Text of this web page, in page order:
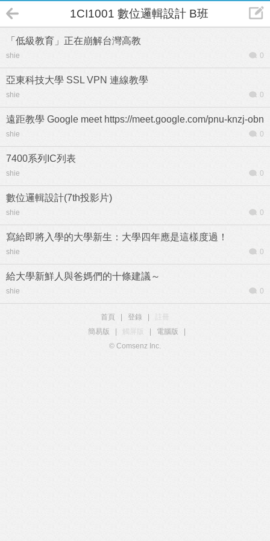
1CI1001 數位邏輯設計 B班
「低級教育」正在崩解台灣高教
shie 0
亞東科技大學 SSL VPN 連線教學
shie 0
遠距教學 Google meet https://meet.google.com/pnu-knzj-obn
shie 0
7400系列IC列表
shie 0
數位邏輯設計(7th投影片)
shie 0
寫給即將入學的大學新生：大學四年應是這樣度過！
shie 0
給大學新鮮人與爸媽們的十條建議～
shie 0
首頁 登錄
簡易版
觸屏版 電腦版
© Comsenz Inc.